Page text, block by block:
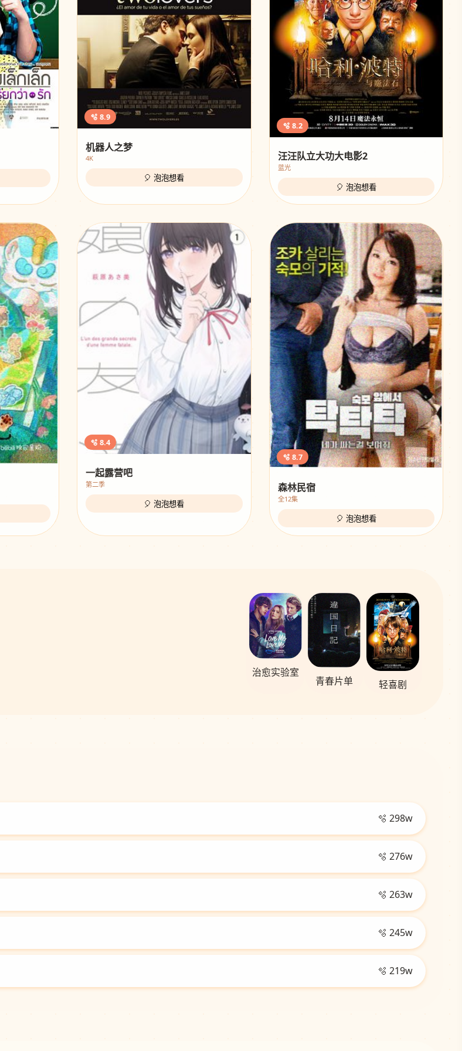
🫧 8.9
机器人之梦
4K
🎈 泡泡想看
🫧 8.2
汪汪队立大功大电影2
蓝光
🎈 泡泡想看
🫧 8.4
一起露营吧
第二季
🎈 泡泡想看
🫧 8.7
森林民宿
全12集
🎈 泡泡想看
治愈实验室
青春片单 轻喜剧
🫧 298w
🫧 276w
🫧 263w
🫧 245w
🫧 219w